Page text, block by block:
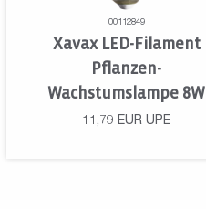
00112849
Xavax LED-Filament
Pflanzen-
Wachstumslampe 8W
11,79 EUR UPE